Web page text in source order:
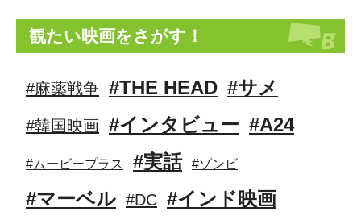
観たい映画をさがす！
#麻薬戦争 #THE HEAD #サメ
#韓国映画 #インタビュー #A24
#ムービープラス #実話 #ゾンビ
#マーベル #DC #インド映画